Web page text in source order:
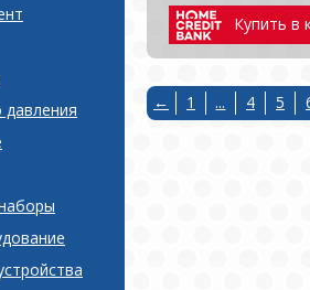
Купить в
← 1 ... 4 5